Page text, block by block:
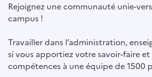
Rejoignez une communauté unie-
campus !
Travailler dans l’administration,
si vous apportiez votre savoir-faire et
compétences à une équipe de 1500